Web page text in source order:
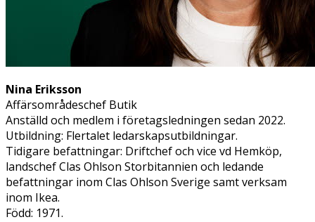
Nina Eriksson
Affärsområdeschef Butik
Anställd och medlem i företagsledningen sedan 2022.
Utbildning: Flertalet ledarskapsutbildningar.
Tidigare befattningar: Driftchef och vice vd Hemköp,
landschef Clas Ohlson Storbitannien och ledande
befattningar inom Clas Ohlson Sverige samt verksam
inom Ikea.
Född: 1971.